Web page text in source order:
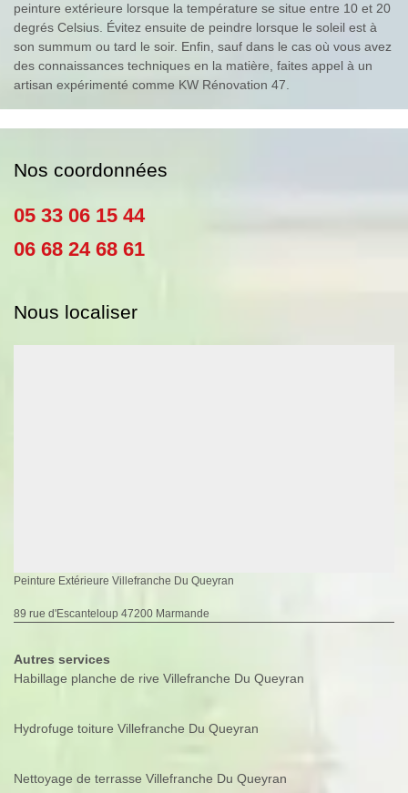
peinture extérieure lorsque la température se situe entre 10 et 20
degrés Celsius. Évitez ensuite de peindre lorsque le soleil est à
son summum ou tard le soir. Enfin, sauf dans le cas où vous avez
des connaissances techniques en la matière, faites appel à un
artisan expérimenté comme KW Rénovation 47.
Nos coordonnées
05 33 06 15 44
06 68 24 68 61
Nous localiser
Peinture Extérieure Villefranche Du Queyran
89 rue d'Escanteloup 47200 Marmande
Autres services
Habillage planche de rive Villefranche Du Queyran
Hydrofuge toiture Villefranche Du Queyran
Nettoyage de terrasse Villefranche Du Queyran